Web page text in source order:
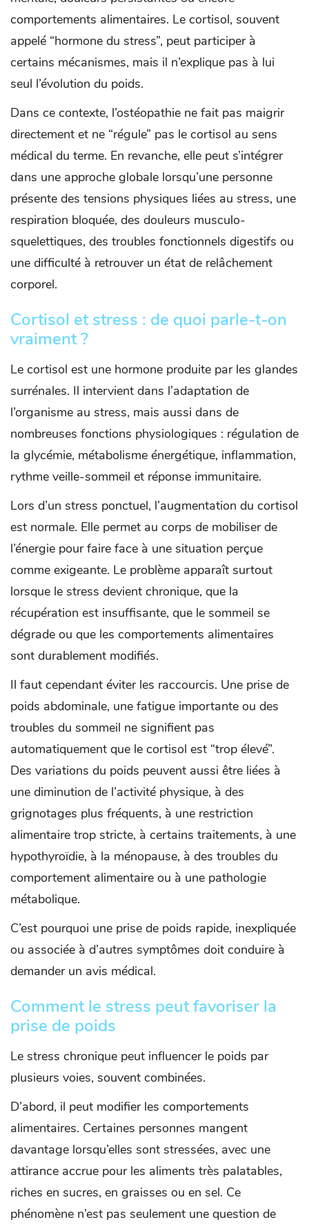
comportements alimentaires. Le cortisol, souvent
appelé “hormone du stress”, peut participer à
certains mécanismes, mais il n’explique pas à lui
seul l’évolution du poids.
Dans ce contexte, l’ostéopathie ne fait pas maigrir
directement et ne “régule” pas le cortisol au sens
médical du terme. En revanche, elle peut s’intégrer
dans une approche globale lorsqu’une personne
présente des tensions physiques liées au stress, une
respiration bloquée, des douleurs musculo-
squelettiques, des troubles fonctionnels digestifs ou
une difficulté à retrouver un état de relâchement
corporel.
Cortisol et stress : de quoi parle-t-on
vraiment ?
Le cortisol est une hormone produite par les glandes
surrénales. Il intervient dans l’adaptation de
l’organisme au stress, mais aussi dans de
nombreuses fonctions physiologiques : régulation de
la glycémie, métabolisme énergétique, inflammation,
rythme veille-sommeil et réponse immunitaire.
Lors d’un stress ponctuel, l’augmentation du cortisol
est normale. Elle permet au corps de mobiliser de
l’énergie pour faire face à une situation perçue
comme exigeante. Le problème apparaît surtout
lorsque le stress devient chronique, que la
récupération est insuffisante, que le sommeil se
dégrade ou que les comportements alimentaires
sont durablement modifiés.
Il faut cependant éviter les raccourcis. Une prise de
poids abdominale, une fatigue importante ou des
troubles du sommeil ne signifient pas
automatiquement que le cortisol est “trop élevé”.
Des variations du poids peuvent aussi être liées à
une diminution de l’activité physique, à des
grignotages plus fréquents, à une restriction
alimentaire trop stricte, à certains traitements, à une
hypothyroïdie, à la ménopause, à des troubles du
comportement alimentaire ou à une pathologie
métabolique.
C’est pourquoi une prise de poids rapide, inexpliquée
ou associée à d’autres symptômes doit conduire à
demander un avis médical.
Comment le stress peut favoriser la
prise de poids
Le stress chronique peut influencer le poids par
plusieurs voies, souvent combinées.
D’abord, il peut modifier les comportements
alimentaires. Certaines personnes mangent
davantage lorsqu’elles sont stressées, avec une
attirance accrue pour les aliments très palatables,
riches en sucres, en graisses ou en sel. Ce
phénomène n’est pas seulement une question de